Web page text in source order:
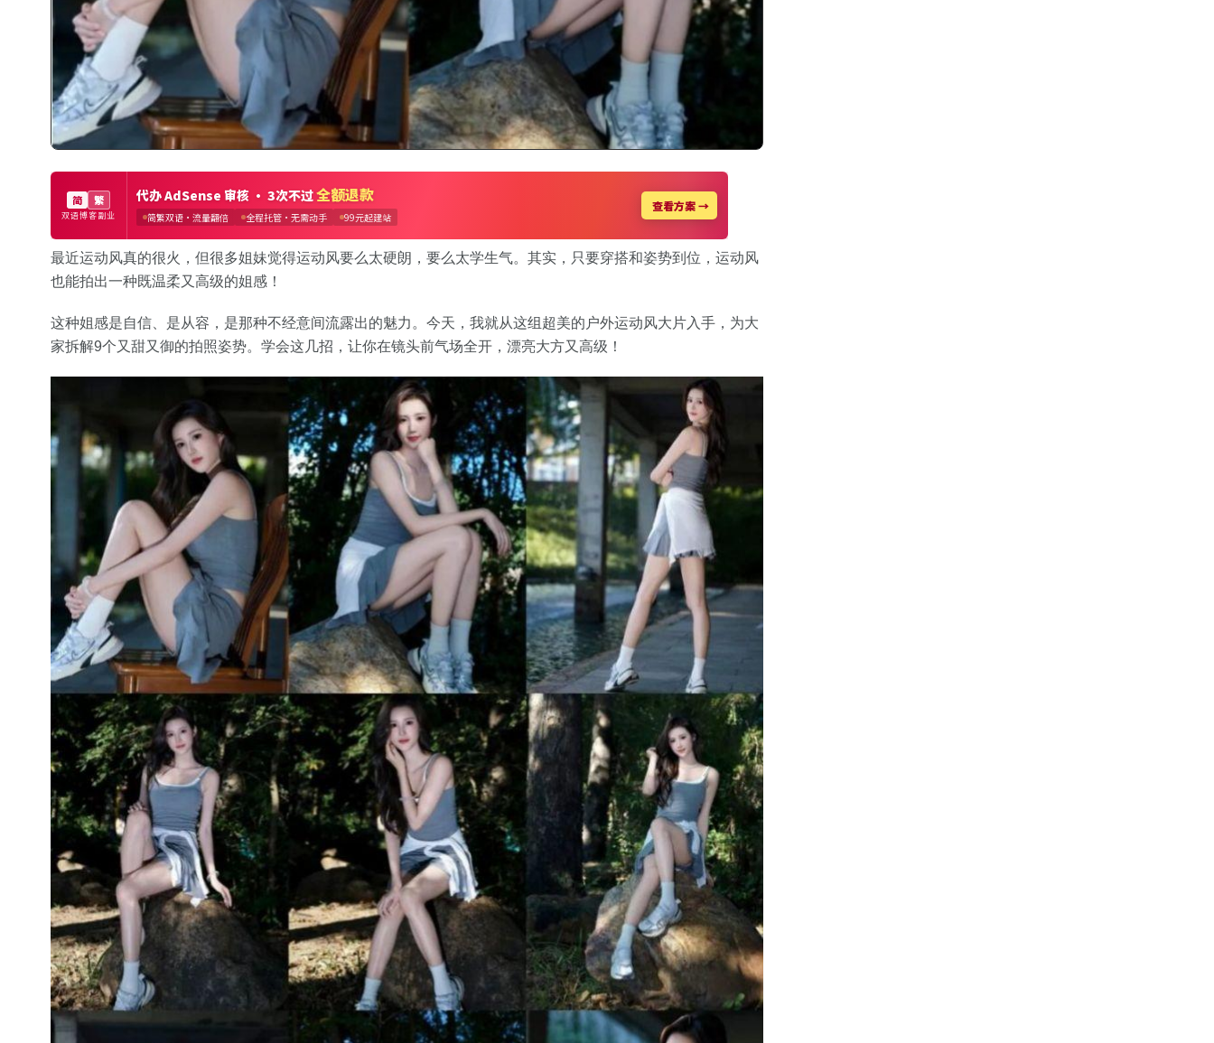
最近运动风真的很火，但很多姐妹觉得运动风要么太硬朗，要么太学生气。其实，只要穿搭和姿势到位，运动风
也能拍出一种既温柔又高级的姐感！
这种姐感是自信、是从容，是那种不经意间流露出的魅力。今天，我就从这组超美的户外运动风大片入手，为大
家拆解9个又甜又御的拍照姿势。学会这几招，让你在镜头前气场全开，漂亮大方又高级！